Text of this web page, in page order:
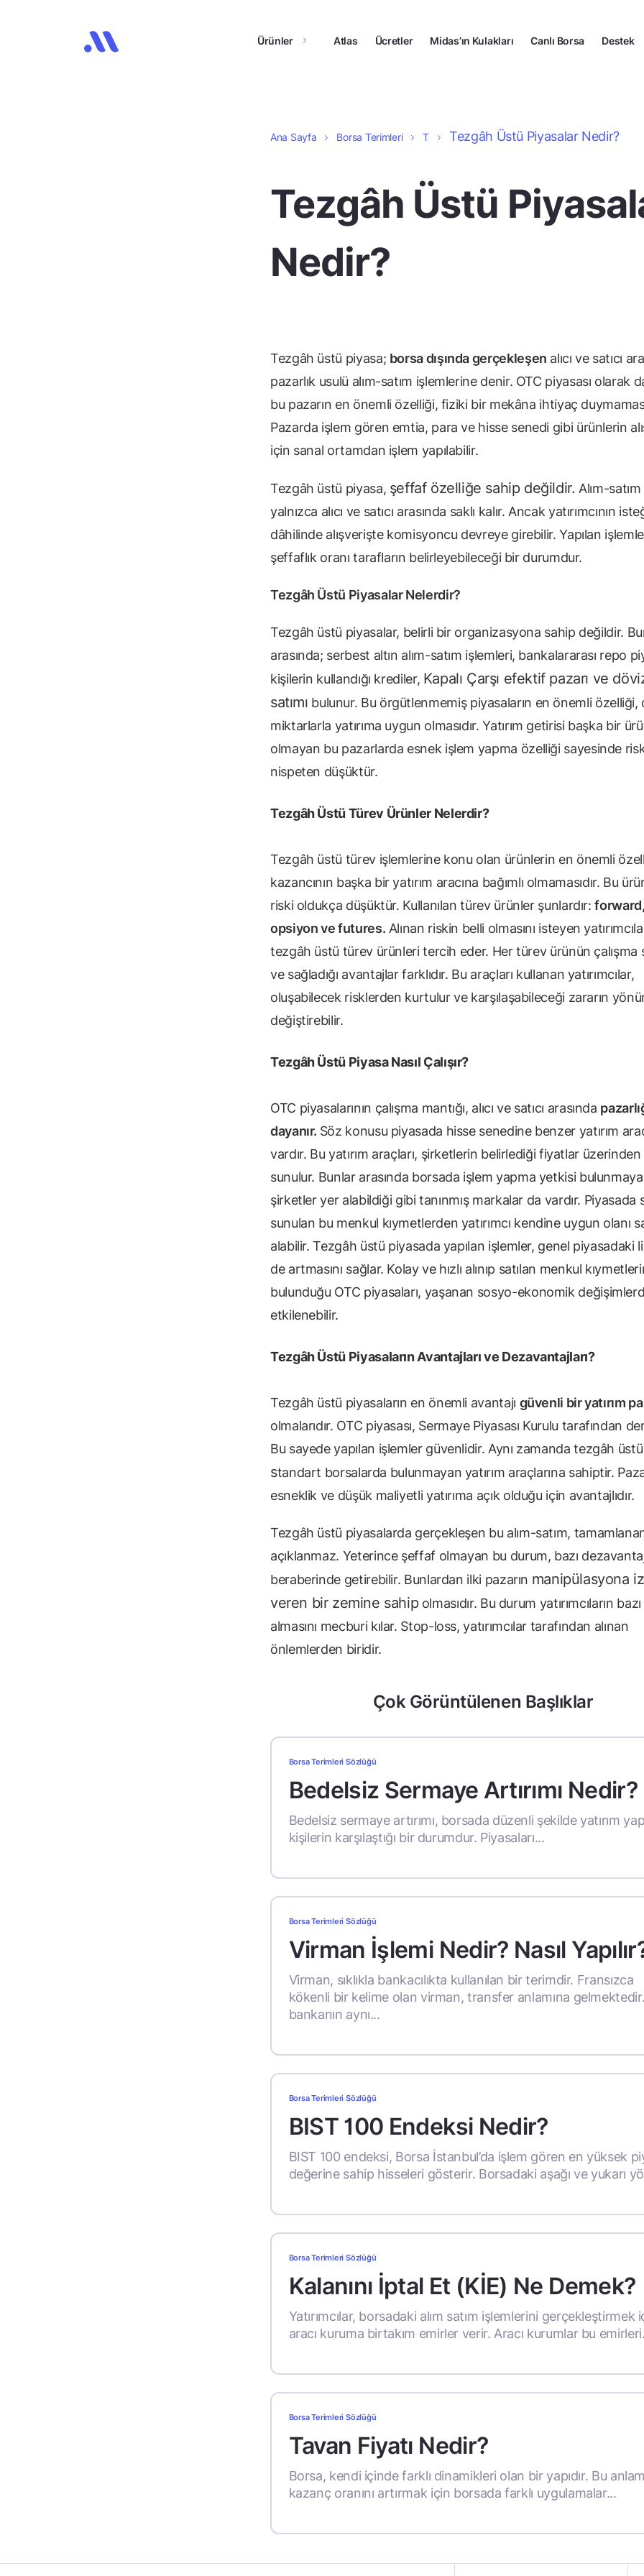
Ürünler Atlas Ücretler Midas’ın Kulakları Canlı Borsa Destek
Ana Sayfa Borsa Terimleri T Tezgâh Üstü Piyasalar Nedir?
Tezgâh Üstü
Nedir?
Tezgâh üstü piyasa; borsa dışında gerçekleşen alıcı ve satıcı
pazarlık usulü alım-satım işlemlerine denir. OTC piyasası olarak
bu pazarın en önemli özelliği, fiziki bir mekâna ihtiyaç
Pazarda işlem gören emtia, para ve hisse senedi gibi ürünlerin
için sanal ortamdan işlem yapılabilir.
Tezgâh üstü piyasa, şeffaf özelliğe sahip değildir. Alım-
yalnızca alıcı ve satıcı arasında saklı kalır. Ancak yatırımcının
dâhilinde alışverişte komisyoncu devreye girebilir. Yapılan
şeffaflık oranı tarafların belirleyebileceği bir durumdur.
Tezgâh Üstü Piyasalar Nelerdir?
Tezgâh üstü piyasalar, belirli bir organizasyona sahip değildir.
arasında; serbest altın alım-satım işlemleri, bankalararası repo
kişilerin kullandığı krediler, Kapalı Çarşı efektif pazarı ve
satımı bulunur. Bu örgütlenmemiş piyasaların en önemli özelliği,
miktarlarla yatırıma uygun olmasıdır. Yatırım getirisi başka bir
olmayan bu pazarlarda esnek işlem yapma özelliği sayesinde
nispeten düşüktür.
Tezgâh Üstü Türev Ürünler Nelerdir?
Tezgâh üstü türev işlemlerine konu olan ürünlerin en önemli
kazancının başka bir yatırım aracına bağımlı olmamasıdır. Bu
riski oldukça düşüktür. Kullanılan türev ürünler şunlardır:
opsiyon ve futures. Alınan riskin belli olmasını isteyen
tezgâh üstü türev ürünleri tercih eder. Her türev ürünün çalışma
ve sağladığı avantajlar farklıdır. Bu araçları kullanan yatırımcılar,
oluşabilecek risklerden kurtulur ve karşılaşabileceği zararın
değiştirebilir.
Tezgâh Üstü Piyasa Nasıl Çalışır?
OTC piyasalarının çalışma mantığı, alıcı ve satıcı arasında
dayanır. Söz konusu piyasada hisse senedine benzer yatırım
vardır. Bu yatırım araçları, şirketlerin belirlediği fiyatlar üzerinden
sunulur. Bunlar arasında borsada işlem yapma yetkisi
şirketler yer alabildiği gibi tanınmış markalar da vardır. Piyasada
sunulan bu menkul kıymetlerden yatırımcı kendine uygun olanı
alabilir. Tezgâh üstü piyasada yapılan işlemler, genel piyasadaki
de artmasını sağlar. Kolay ve hızlı alınıp satılan menkul
bulunduğu OTC piyasaları, yaşanan sosyo-ekonomik
etkilenebilir.
Tezgâh Üstü Piyasaların Avantajları ve Dezavantajları?
Tezgâh üstü piyasaların en önemli avantajı güvenli bir yatırım
olmalarıdır. OTC piyasası, Sermaye Piyasası Kurulu tarafından
Bu sayede yapılan işlemler güvenlidir. Aynı zamanda tezgâh
standart borsalarda bulunmayan yatırım araçlarına sahiptir.
esneklik ve düşük maliyetli yatırıma açık olduğu için avantajlıdır.
Tezgâh üstü piyasalarda gerçekleşen bu alım-satım,
açıklanmaz. Yeterince şeffaf olmayan bu durum, bazı
beraberinde getirebilir. Bunlardan ilki pazarın manipülasyona
veren bir zemine sahipolmasıdır. Bu durum yatırımcıların
almasını mecburi kılar. Stop-loss, yatırımcılar tarafından alınan
önlemlerden biridir.
Çok Görüntülenen Başlıklar
Borsa Terimleri Sözlüğü
Bedelsiz Sermaye Artırımı Nedir?
Bedelsiz sermaye artırımı, borsada düzenli şekilde yatırım
kişilerin karşılaştığı bir durumdur. Piyasaları...
Borsa Terimleri Sözlüğü
Virman İşlemi Nedir? Nasıl
Virman, sıklıkla bankacılıkta kullanılan bir terimdir. Fransızca
kökenli bir kelime olan virman, transfer anlamına
bankanın aynı...
Borsa Terimleri Sözlüğü
BIST 100 Endeksi Nedir?
BIST 100 endeksi, Borsa İstanbul’da işlem gören en yüksek
değerine sahip hisseleri gösterir. Borsadaki aşağı ve yukarı
Borsa Terimleri Sözlüğü
Kalanını İptal Et (KİE) Ne Demek?
Yatırımcılar, borsadaki alım satım işlemlerini gerçekleştirmek
aracı kuruma birtakım emirler verir. Aracı kurumlar bu
Borsa Terimleri Sözlüğü
Tavan Fiyatı Nedir?
Borsa, kendi içinde farklı dinamikleri olan bir yapıdır. Bu
kazanç oranını artırmak için borsada farklı uygulamalar...